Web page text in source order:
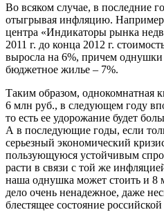
Во всяком случае, в последние
отыгрывая инфляцию.
центра «Индикаторы рынка
2011 г. до конца 2012 г.
выросла на 6%, причем
бюджетное жилье – 7%.
Таким образом, однокомнатная
6 млн руб., в следующем году
то есть ее удорожание будет
А в последующие годы, если
серьезный экономический
пользующуюся устойчивым
расти в связи с той же
наша однушка может стоить и 8
дело очень ненадежное, даже
блестящее состояние